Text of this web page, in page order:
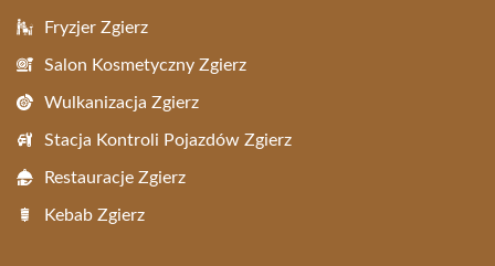
Fryzjer Zgierz
Salon Kosmetyczny Zgierz
Wulkanizacja Zgierz
Stacja Kontroli Pojazdów Zgierz
Restauracje Zgierz
Kebab Zgierz